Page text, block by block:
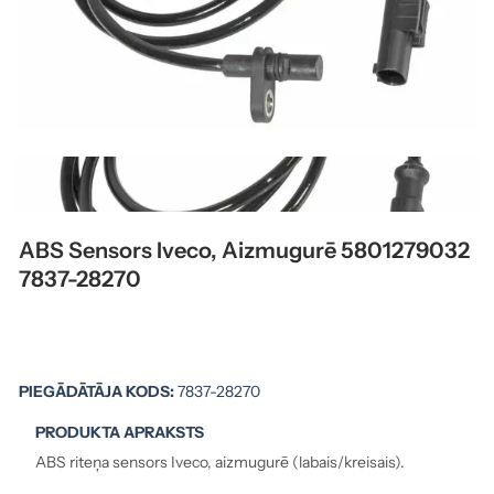
ABS Sensors Iveco, Aizmugurē 5801279032
7837-28270
PIEGĀDĀTĀJA KODS:7837-28270
PRODUKTA APRAKSTS
ABS riteņa sensors Iveco, aizmugurē (labais/kreisais).